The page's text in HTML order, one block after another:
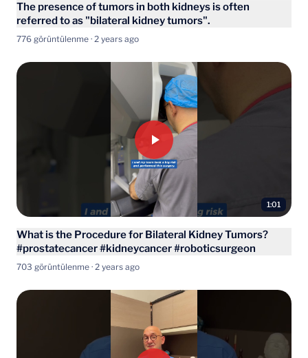
The presence of tumors in both kidneys is often
referred to as "bilateral kidney tumors".
776 görüntülenme · 2 years ago
1:01
What is the Procedure for Bilateral Kidney Tumors?
#prostatecancer #kidneycancer #roboticsurgeon
703 görüntülenme · 2 years ago